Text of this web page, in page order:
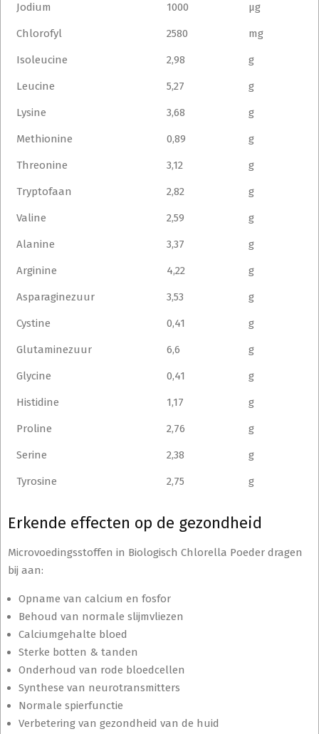
Jodium 1000 μg
Chlorofyl 2580 mg
Isoleucine 2,98 g
Leucine 5,27 g
Lysine 3,68 g
Methionine 0,89 g
Threonine 3,12 g
Tryptofaan 2,82 g
Valine 2,59 g
Alanine 3,37 g
Arginine 4,22 g
Asparaginezuur 3,53 g
Cystine 0,41 g
Glutaminezuur 6,6 g
Glycine 0,41 g
Histidine 1,17 g
Proline 2,76 g
Serine 2,38 g
Tyrosine 2,75 g
Erkende effecten op de gezondheid
Microvoedingsstoffen in Biologisch Chlorella Poeder dragen
bij aan:
Opname van calcium en fosfor
Behoud van normale slijmvliezen
Calciumgehalte bloed
Sterke botten & tanden
Onderhoud van rode bloedcellen
Synthese van neurotransmitters
Normale spierfunctie
Verbetering van gezondheid van de huid